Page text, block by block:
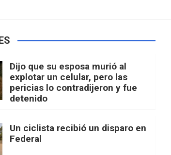
Dijo que su esposa murió al
explotar un celular, pero las
pericias lo contradijeron y fue
detenido
Un ciclista recibió un disparo en
Federal